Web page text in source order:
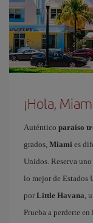
¡Hola,
Auténtico paraíso
grados, Miami es
Unidos. Reserva
lo mejor de Estados
por Little Havana,
Prueba a perderte